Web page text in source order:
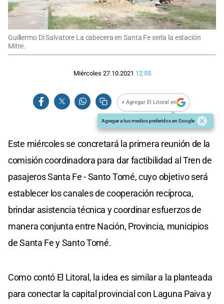
Guillermo Di Salvatore La cabecera en Santa Fe sería la estación
Mitre.
Miércoles 27.10.2021 12:55
+ Agregar El Litoral en
Agregar a tus medios preferidos en Google
Este miércoles se concretará la primera reunión de la
comisión coordinadora para dar factibilidad al Tren de
pasajeros Santa Fe - Santo Tomé, cuyo objetivo será
establecer los canales de cooperación recíproca,
brindar asistencia técnica y coordinar esfuerzos de
manera conjunta entre Nación, Provincia, municipios
de Santa Fe y Santo Tomé.
Como contó El Litoral, la idea es similar a la planteada
para conectar la capital provincial con Laguna Paiva y